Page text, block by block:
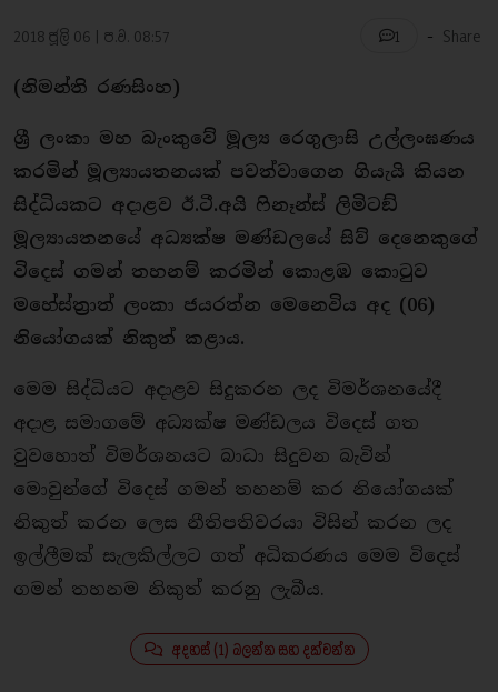
2018 ජූලි 06 | ප.ව. 08:57 1 - Share
(නිමන්ති රණසිංහ)
ශ්‍රී ලංකා මහ බැංකුවේ මූල්‍ය රෙගුලාසි උල්ලංඝණය
කරමින් මූල්‍යායතනයක් පවත්වාගෙන ගියැයි කියන
සිද්ධියකට අදාළව ඊ.ටී.අයි ෆිනෑන්ස් ලිමිටඞ්
මූල්‍යායතනයේ අධ්‍යක්ෂ මණ්ඩලයේ සිව් දෙනෙකුගේ
විදෙස් ගමන් තහනම් කරමින් කොළඹ කොටුව
මහේස්ත්‍රාත් ලංකා ජයරත්න මෙනෙවිය අද (06)
නියෝගයක් නිකුත් කළාය.
මෙම සිද්ධියට අදාළව සිදුකරන ලද විමර්ශනයේදී
අදාළ සමාගමේ අධ්‍යක්ෂ මණ්ඩලය විදෙස් ගත
වුවහොත් විමර්ශනයට බාධා සිදුවන බැවින්
මොවුන්ගේ විදෙස් ගමන් තහනම් කර නියෝගයක්
නිකුත් කරන ලෙස නීතිපතිවරයා විසින් කරන ලද
ඉල්ලීමක් සැලකිල්ලට ගත් අධිකරණය මෙම විදෙස්
ගමන් තහනම නිකුත් කරනු ලැබීය.
අදහස් (1) බලන්න සහ දක්වන්න